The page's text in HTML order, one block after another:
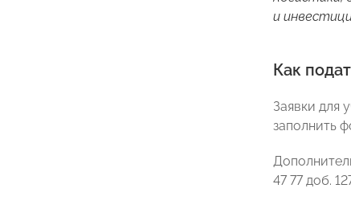
и
Как
Заявки для
заполнить
47 77 доб.